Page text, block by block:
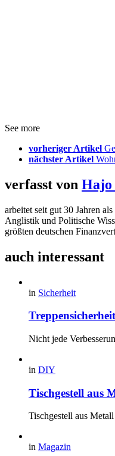
See more
vorheriger Artikel
nächster Artikel
verfasst von Hajo
arbeitet seit gut 30 Jahren
Anglistik und Politische
größten deutschen
auch interessant
in Sicherheit
Nicht jede
in DIY
Tischgestell aus
Tischgestell aus
in Magazin